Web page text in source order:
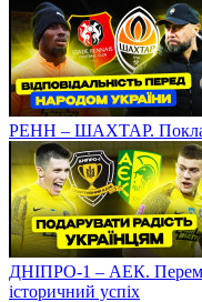
РЕНН – ШАХТАР.
ДНІПРО-1 – АЕК.
історичний успіх